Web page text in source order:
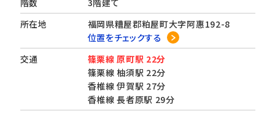
階数
3階建て
所在地
福岡県糟屋郡粕屋町大字阿惠192-8
位置をチェックする
交通
篠栗線 原町駅 22分
篠栗線 柚須駅 22分
香椎線 伊賀駅 27分
香椎線 長者原駅 29分